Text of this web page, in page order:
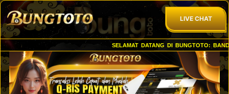
LIVE CHAT
SELAMAT DATANG DI BUNGTOTO: